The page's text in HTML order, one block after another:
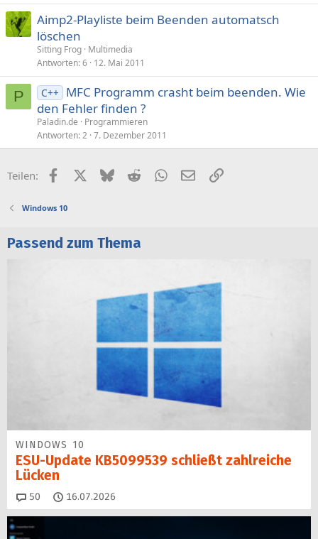
Aimp2-Playliste beim Beenden automatsch
löschen
Sitting Frog Multimedia
Antworten 6 12. Mai 2011
P C++
MFC Programm crasht beim beenden. Wie
den Fehler finden ?
Paladin.de
Programmieren
Antworten 2 7. Dezember 2011
Teilen: FacebookX (Twitter)
BlueskyRedditWhatsApp
E-MailLink
Windows 10
Passend zum Thema
WINDOWS 10
ESU-Update KB5099539 schließt zahlreiche
Lücken
50 Kommentare
16.07.2026